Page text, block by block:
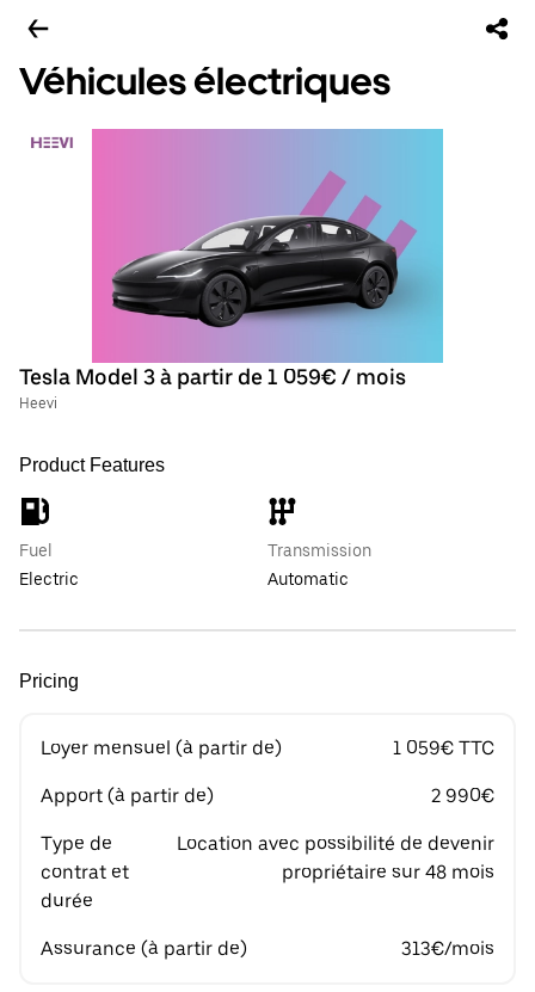
Véhicules électriques
Tesla Model 3 à partir de 1 059€ / mois
Heevi
Product Features
Fuel
Electric
Transmission
Automatic
Pricing
Loyer mensuel (à partir de) 1 059€ TTC
Apport (à partir de) 2 990€
Type de
contrat et
durée
Location avec possibilité de devenir
propriétaire sur 48 mois
Assurance (à partir de) 313€/mois